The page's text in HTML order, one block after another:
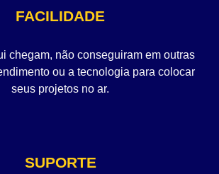
FACILIDADE
chegam, não conseguiram em outras
ou a tecnologia para colocar
seus projetos no ar.
SUPORTE